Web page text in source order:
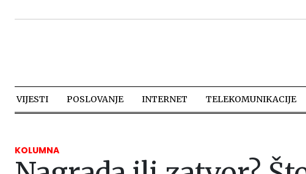
VIJESTI POSLOVANJE INTERNET TELEKOMUNIKACIJE
KOLUMNA